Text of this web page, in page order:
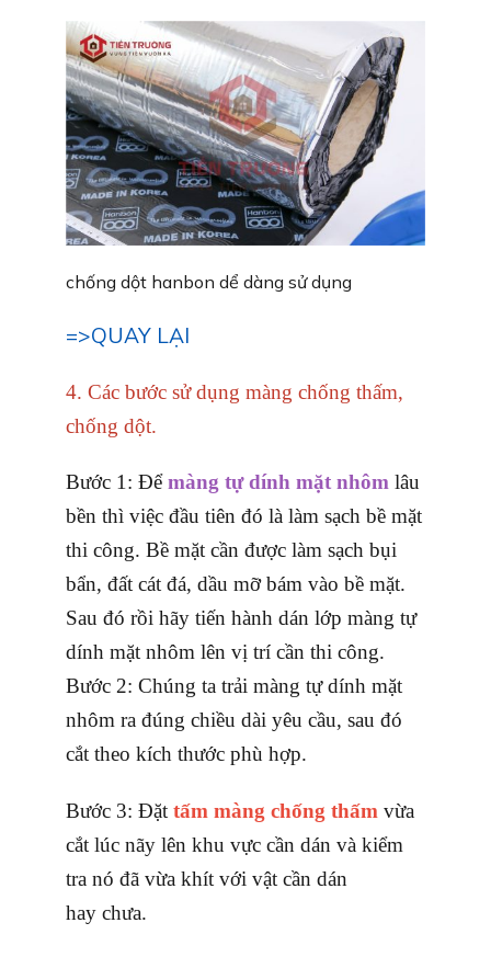
chống dột hanbon dể dàng sử dụng
=>QUAY LẠI
4. Các bước sử dụng màng chống thấm,
chống dột.
Bước 1: Đểmàng tự dính mặt nhôm lâu
bền thì việc đầu tiên đó là làm sạch bề mặt
thi công. Bề mặt cần được làm sạch bụi
bẩn, đất cát đá, dầu mỡ bám vào bề mặt.
Sau đó rồi hãy tiến hành dán lớp màng tự
dính mặt nhôm lên vị trí cần thi công.
Bước 2: Chúng ta trải màng tự dính mặt
nhôm ra đúng chiều dài yêu cầu, sau đó
cắt theo kích thước phù hợp.
Bước 3: Đặt tấm màng chống thấm vừa
cắt lúc nãy lên khu vực cần dán và kiểm
tra nó đã vừa khít với vật cần dán
hay chưa.